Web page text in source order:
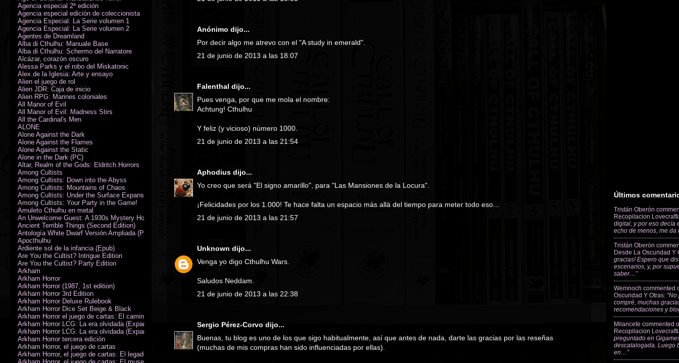
Anónimo dijo...
Por decir algo me atrevo con el "A study in emerald".
21 de junio de 2013 a las 18:07
Falenthal dijo...
Pues venga, por que me mola el nombre:
Achtung! Cthulhu
Y feliz (y vicioso) número 1000.
21 de junio de 2013 a las 21:54
Aphodius dijo...
Yo creo que será "El signo amarillo", para "Las Mansiones de la Locura".
¡Felicidades por los 1.000! Te hace falta un espacio más allá del tiempo para meter todo eso...
21 de junio de 2013 a las 21:57
Unknown dijo...
Venga yo digo Cthulhu Wars.
Saludos Neddam.
21 de junio de 2013 a las 22:38
Sergio Pérez-Corvo dijo...
Buenas, tu blog es uno de los que sigo habitualmente, así que antes de nada, darte las gracias por las reseñas
(muchas de mis compras han sido influenciadas por ellas).
Agencia especial 2ª edición
Agencia especial edición de coleccionista
Agencia Especial: La Serie volumen 1
Agencia Especial: La Serie volumen 2
Agentes de Dreamland
Alba di Cthulhu: Manuale Base
Alba di Cthulhu: Schermo del Narratore
Alcázar, corazón oscuro
Alessa Parks y el robo del Miskatonic
Álex de la Iglesia: Arte y ensayo
Alien el juego de rol
Alien JDR: Caja de inicio
Alien RPG: Marines coloniales
All Manor of Evil
All Manor of Evil: Madness Stirs
All the Cardinal's Men
ALONE
Alone Against the Dark
Alone Against the Flames
Alone Against the Static
Alone in the Dark (PC)
Altar, Realm of the Gods: Eldritch Horrors
Among Cultists
Among Cultists: Down into the Abyss
Among Cultists: Mountains of Chaos
Among Cultists: Under the Surface Expansion
Among Cultists: Your Party in the Game!
Amuleto Cthulhu en metal
An Unwelcome Guest: A 1930s Mystery Horror Adventure RPG
Ancient Terrible Things (Second Edition)
Antología White Dwarf Versión Ampliada (PDF)
Apocthulhu
Ardiente sol de la infancia (Epub)
Are You the Cultist? Intrigue Edition
Are You the Cultist? Party Edition
Arkham
Arkham Horror
Arkham Horror (1987, 1st edition)
Arkham Horror 3rd Edition
Arkham Horror Deluxe Rulebook
Arkham Horror Dice Set Beige & Black
Arkham Horror el juego de cartas: El camino a Carcosa - Exp. campaña
Arkham Horror LCG: La era olvidada (Expansión de campaña)
Arkham Horror LCG: La era olvidada (Expansión de investigadores)
Arkham Horror tercera edición
Arkham Horror, el juego de cartas
Arkham Horror, el juego de cartas: El legado de Dunwich expansión
Últimos
Tristán Oberón
Recopilacion
digital, y por eso decía
echo de menos, me
Tristán Oberón
Desde La Oscuridad Y
gracias! Espero que
escenarios, y, por
saber…”
Wemnoch commented
Oscuridad Y Otras:
compré, muchas
recomendaciones y
Milancete commented
Recopilacion
preguntado en
descatalogada. Luego
en…”